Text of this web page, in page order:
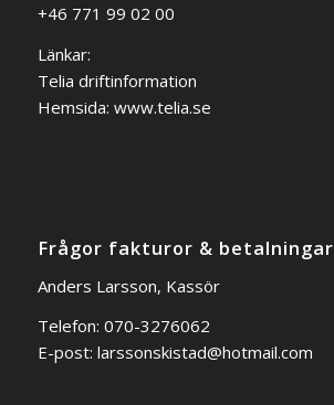
+46 771 99 02 00
Länkar:
Telia driftinformation
Hemsida: www.telia.se
Frågor fakturor & betalningar
Anders Larsson, Kassör
Telefon: 070-3276062
E-post: larssonskistad@hotmail.com